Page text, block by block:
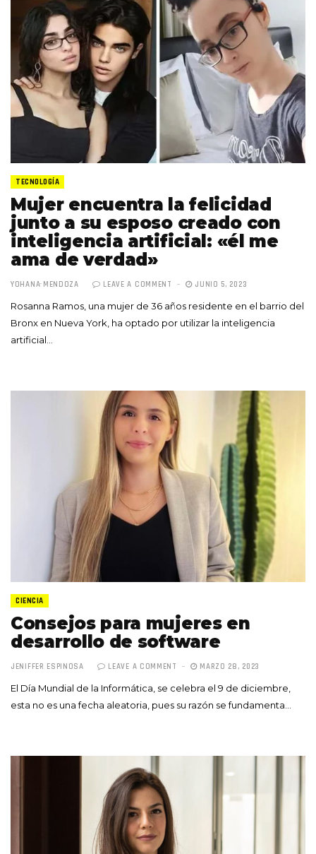
TECNOLOGÍA
Mujer encuentra la felicidad
junto a su esposo creado con
inteligencia artificial: «él me
ama de verdad»
YOHANA MENDOZA LEAVE A COMMENT JUNIO 5, 2023
Rosanna Ramos, una mujer de 36 años residente en el barrio del
Bronx en Nueva York, ha optado por utilizar la inteligencia
artificial…
CIENCIA
Consejos para mujeres en
desarrollo de software
JENIFFER ESPINOSA LEAVE A COMMENT MARZO 28, 2023
El Día Mundial de la Informática, se celebra el 9 de diciembre,
esta no es una fecha aleatoria, pues su razón se fundamenta…